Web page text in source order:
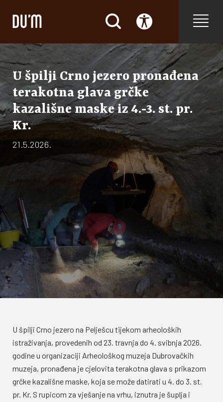
U špilji Crno jezero pronađena
terakotna glava grčke
kazališne maske iz 4.-3. st. pr.
Kr.
21.5.2026.
U špilji Crno jezero na Pelješcu tijekom arheoloških
istraživanja, provedenih od 23. travnja do 4. svibnja 2026.
godine u organizaciji Arheološkog muzeja Dubrovačkih
muzeja, pronađena je cjelovita terakotna glava s prikazom
grčke kazališne maske, koja se može datirati u 4. do 3. st.
pr. Kr. S rupicom za vješanje na vrhu, iznutra je šuplja i